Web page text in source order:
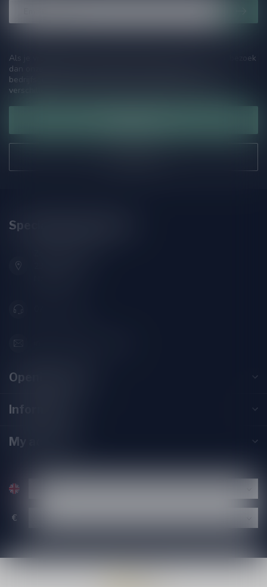
Als je vragen hebt over onze producten of jouw aankoop, bezoek
dan onze klantenservicepagina. Hier vindt je onze
bedrijfsgegevens, antwoorden op veelgestelde vragen en
verschillende manieren om contact met ons op te nemen.
Speciaalbierpakket.nl
Opening hours
Information
My account
€